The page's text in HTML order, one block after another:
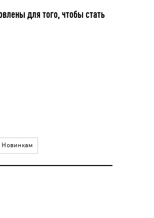
для того, чтобы стать
Новинкам